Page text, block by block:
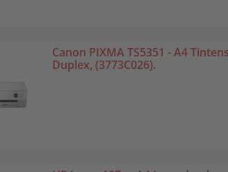
Canon PIXMA TS5351 - A4
Duplex, (3773C026).